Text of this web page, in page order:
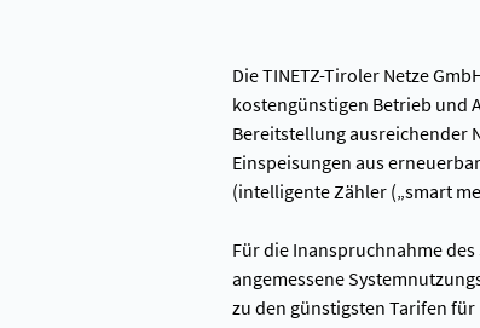
Die TINETZ-Tiroler Netze
kostengünstigen Betrieb und
Bereitstellung ausreichender
Einspeisungen aus
(intelligente Zähler („smart
Für die Inanspruchnahme
angemessene
zu den günstigsten Tarifen